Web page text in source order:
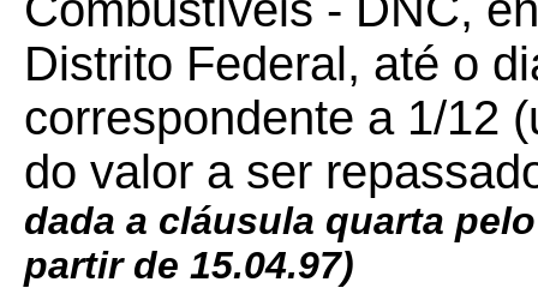
Distrito Federal, até o
correspondente a 1/12
do valor a ser
dada a cláusula quarta
partir de 15.04.97)